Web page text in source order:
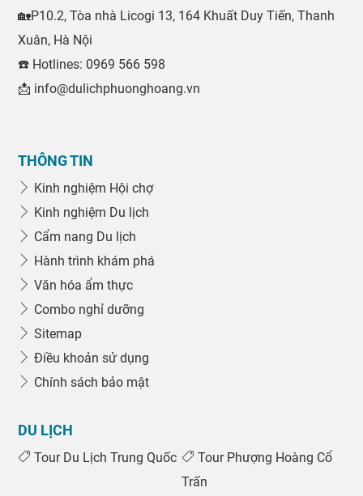
🏡P10.2, Tòa nhà Licogi 13, 164 Khuất Duy Tiến, Thanh
Xuân, Hà Nội
☎️ Hotlines: 0969 566 598
📩 info@dulichphuonghoang.vn
THÔNG TIN
Kinh nghiệm Hội chợ
Kinh nghiệm Du lịch
Cẩm nang Du lịch
Hành trình khám phá
Văn hóa ẩm thực
Combo nghỉ dưỡng
Sitemap
Điều khoản sử dụng
Chính sách bảo mật
DU LỊCH
Tour Du Lịch Trung Quốc
Tour Phượng Hoàng Cổ
Trấn